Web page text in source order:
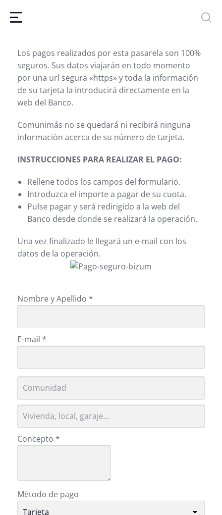
Los pagos realizados por esta pasarela son 100%
seguros. Sus datos viajarán en todo momento
por una url segura «https» y toda la información
de su tarjeta la introducirá directamente en la
web del Banco.
Comunimás no se quedará ni recibirá ninguna
información acerca de su número de tarjeta.
INSTRUCCIONES PARA REALIZAR EL PAGO:
Rellene todos los campos del formulario.
Introduzca el importe a pagar de su cuota.
Pulse pagar y será redirigido a la web del
Banco desde donde se realizará la operación.
Una vez finalizado le llegará un e-mail con los
datos de la operación.
Nombre y Apellido *
E-mail *
Concepto *
Método de pago